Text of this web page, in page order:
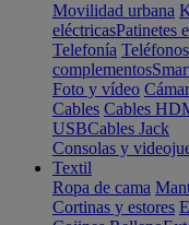
Movilidad urbana
eléctricasPatinetes
Telefonía
complementos
Foto y vídeo
Cables Cables
USBCables Jack
Consolas y
Textil
Ropa de cama
Cortinas y estores